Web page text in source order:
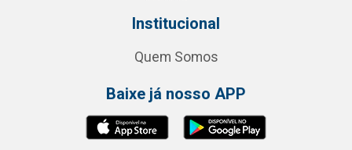
Institucional
Quem Somos
Baixe já nosso APP